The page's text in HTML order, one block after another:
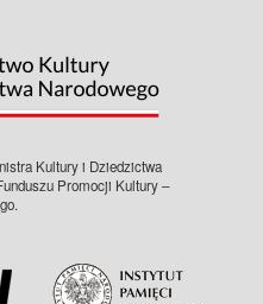
Kultury i Dziedzictwa
Promocji Kultury –